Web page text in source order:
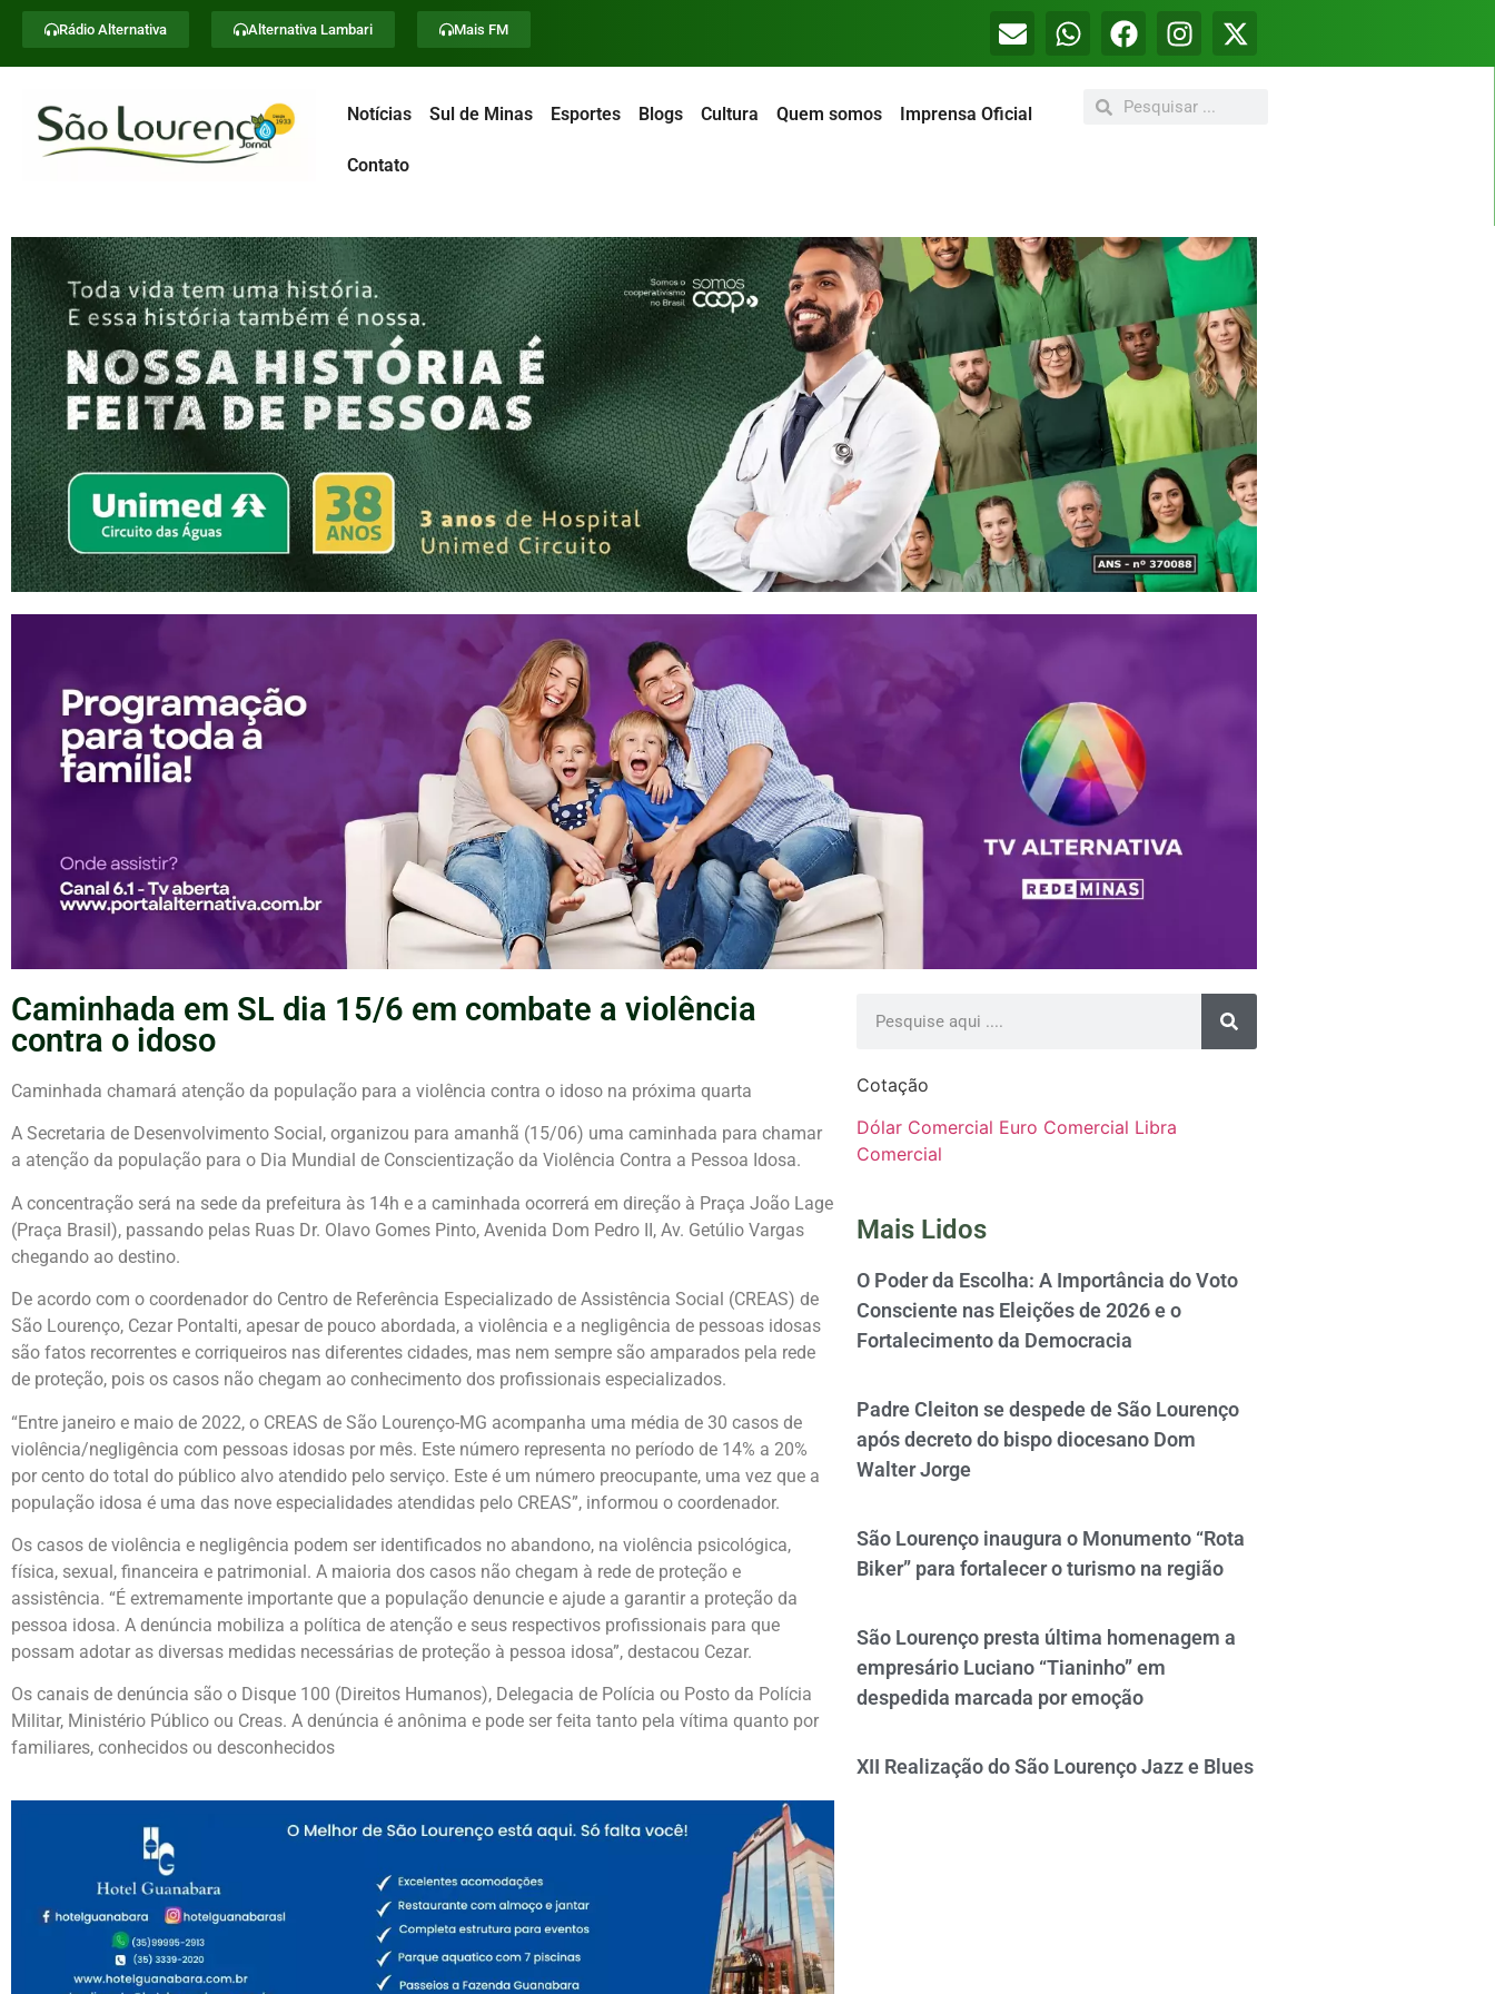
Rádio Alternativa Alternativa Lambari Mais FM
Notícias Sul de Minas Esportes Blogs Cultura Quem somos Imprensa Oficial
Contato
Caminhada em SL dia 15/6 em combate a violência
contra o idoso
Caminhada chamará atenção da população para a violência contra o idoso na próxima quarta
A Secretaria de Desenvolvimento Social, organizou para amanhã (15/06) uma caminhada para chamar
a atenção da população para o Dia Mundial de Conscientização da Violência Contra a Pessoa Idosa.
A concentração será na sede da prefeitura às 14h e a caminhada ocorrerá em direção à Praça João Lage
(Praça Brasil), passando pelas Ruas Dr. Olavo Gomes Pinto, Avenida Dom Pedro II, Av. Getúlio Vargas
chegando ao destino.
De acordo com o coordenador do Centro de Referência Especializado de Assistência Social (CREAS) de
São Lourenço, Cezar Pontalti, apesar de pouco abordada, a violência e a negligência de pessoas idosas
são fatos recorrentes e corriqueiros nas diferentes cidades, mas nem sempre são amparados pela rede
de proteção, pois os casos não chegam ao conhecimento dos profissionais especializados.
“Entre janeiro e maio de 2022, o CREAS de São Lourenço-MG acompanha uma média de 30 casos de
violência/negligência com pessoas idosas por mês. Este número representa no período de 14% a 20%
por cento do total do público alvo atendido pelo serviço. Este é um número preocupante, uma vez que a
população idosa é uma das nove especialidades atendidas pelo CREAS”, informou o coordenador.
Os casos de violência e negligência podem ser identificados no abandono, na violência psicológica,
física, sexual, financeira e patrimonial. A maioria dos casos não chegam à rede de proteção e
assistência. “É extremamente importante que a população denuncie e ajude a garantir a proteção da
pessoa idosa. A denúncia mobiliza a política de atenção e seus respectivos profissionais para que
possam adotar as diversas medidas necessárias de proteção à pessoa idosa”, destacou Cezar.
Os canais de denúncia são o Disque 100 (Direitos Humanos), Delegacia de Polícia ou Posto da Polícia
Militar, Ministério Público ou Creas. A denúncia é anônima e pode ser feita tanto pela vítima quanto por
familiares, conhecidos ou desconhecidos
Cotação
Dólar Comercial Euro Comercial Libra
Comercial
Mais Lidos
O Poder da Escolha: A Importância do Voto
Consciente nas Eleições de 2026 e o
Fortalecimento da Democracia
Padre Cleiton se despede de São Lourenço
após decreto do bispo diocesano Dom
Walter Jorge
São Lourenço inaugura o Monumento “Rota
Biker” para fortalecer o turismo na região
São Lourenço presta última homenagem a
empresário Luciano “Tianinho” em
despedida marcada por emoção
XII Realização do São Lourenço Jazz e Blues